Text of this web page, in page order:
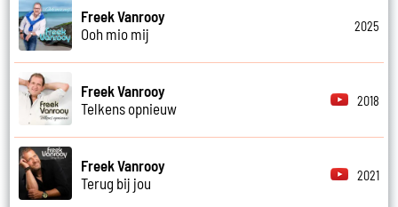
Freek Vanrooy
Ooh mio mij
2025
Freek Vanrooy
Telkens opnieuw
2018
Freek Vanrooy
Terug bij jou
2021